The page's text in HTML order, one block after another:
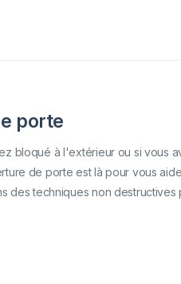
porte
bloqué à l'extérieur ou si vous
de porte est là pour vous
des techniques non